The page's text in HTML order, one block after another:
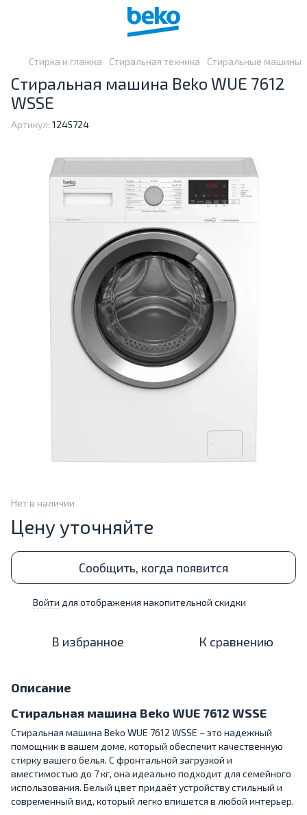
Стирка и глажка Стиральная техника Стиральные машины
Стиральная машина Beko WUE 7612
WSSE
Артикул: 1245724
Нет в наличии
Цену уточняйте
Сообщить, когда появится
Войти для отображения накопительной скидки
В избранное К сравнению
Описание
Стиральная машина Beko WUE 7612 WSSE
Стиральная машина Beko WUE 7612 WSSE – это надежный
помощник в вашем доме, который обеспечит качественную
стирку вашего белья. С фронтальной загрузкой и
вместимостью до 7 кг, она идеально подходит для семейного
использования. Белый цвет придаёт устройству стильный и
современный вид, который легко впишется в любой интерьер.